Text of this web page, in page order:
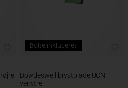
Bolte inkluderet
Dowdeswell brystplade UCN
venstre